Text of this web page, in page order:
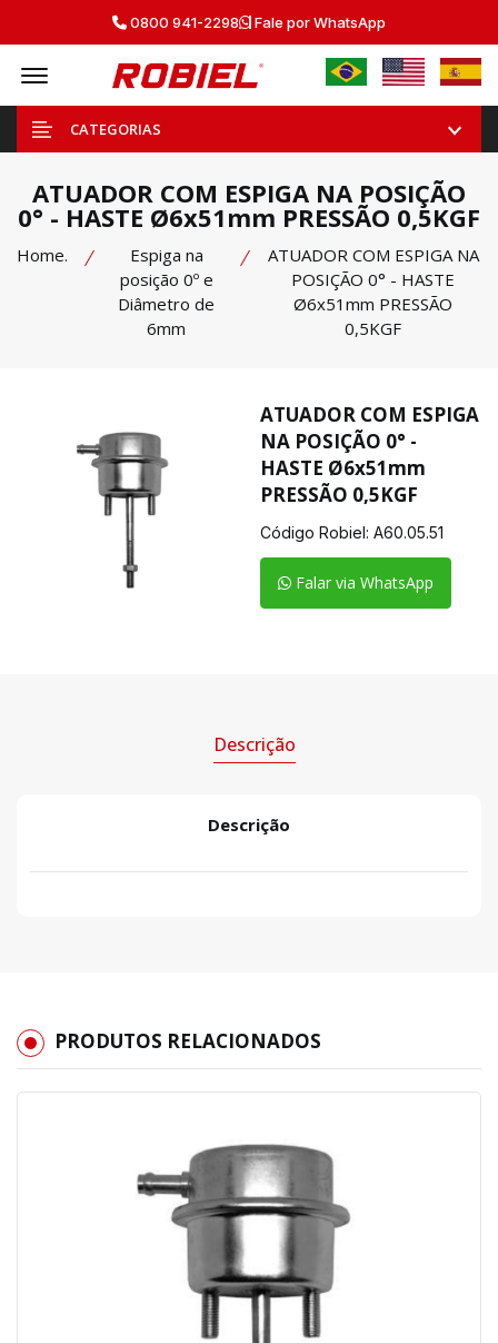
0800 941-2298 Fale por WhatsApp
Offcanvas Menu Open
CATEGORIAS
ATUADOR COM ESPIGA NA POSIÇÃO
0° - HASTE Ø6x51mm PRESSÃO 0,5KGF
Home.
Espiga na
posição 0º e
Diâmetro de
6mm
ATUADOR COM ESPIGA NA
POSIÇÃO 0° - HASTE
Ø6x51mm PRESSÃO
0,5KGF
ATUADOR COM ESPIGA
NA POSIÇÃO 0° -
HASTE Ø6x51mm
PRESSÃO 0,5KGF
Código Robiel: A60.05.51
Falar via WhatsApp
Descrição
Descrição
PRODUTOS RELACIONADOS